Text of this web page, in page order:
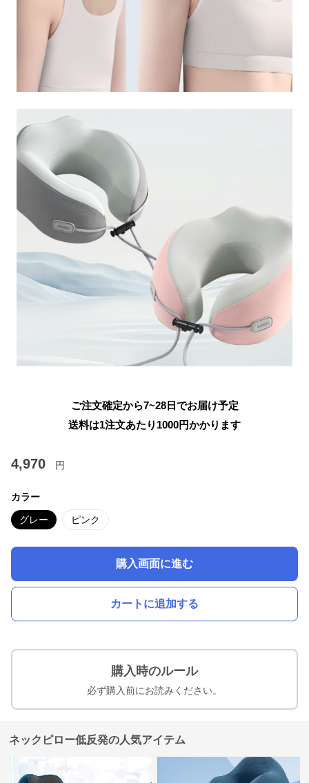
ご注文確定から7~28日でお届け予定
送料は1注文あたり 1000円かかります
4,970 円
カラー
グレー ピンク
購入画面に進む
カートに追加する
購入時のルール
必ず購入前にお読みください。
ネックピロー低反発の人気アイテム